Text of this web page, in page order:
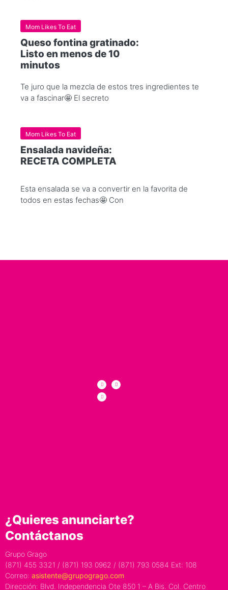
Mom Likes To Eat
Queso fontina gratinado:
Listo en menos de 10
minutos
Te juro que la mezcla de estos tres ingredientes te
va a fascinar🤩 El secreto
Mom Likes To Eat
Ensalada navideña:
RECETA COMPLETA
Esta ensalada se va a convertir en la favorita de
todos en estas fechas🤩 Con
¿Quieres anunciarte?
Contáctanos
Grupo Grago
(871) 455 3321 / (871) 193 0962 / (871) 793 0584 Ext: 108
Correo: asistente@grupogrago.com
Dirección: Blvd. Independencia Ote 850 1 – A Bis. Col. Centro